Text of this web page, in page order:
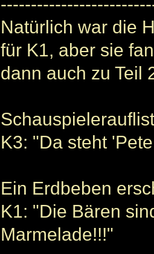
Natürlich war die
für K1, aber sie
dann auch zu Teil
K3: "Da steht
Ein Erdbeben
K1: "Die Bären
Marmelade!!!"